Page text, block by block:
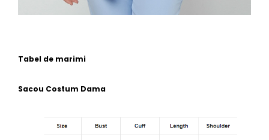
Tabel de marimi
Sacou Costum Dama